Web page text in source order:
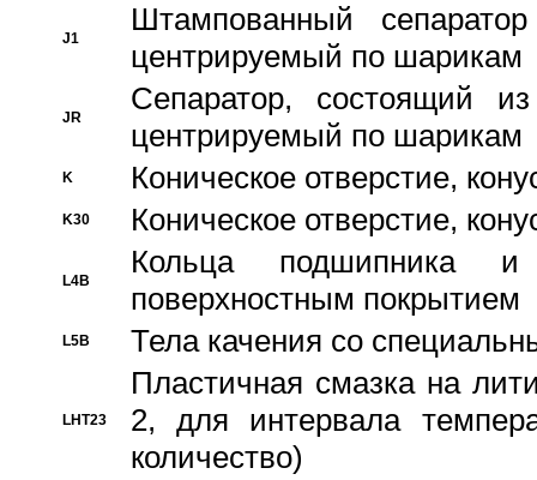
J1
Штампованный
центрируемый по шарикам
JR
Сепаратор, состоящий
центрируемый по шарикам
K Коническое отверстие,
K30 Коническое отверстие,
L4B
Кольца подшипника
поверхностным покрытием
L5B Тела качения со
LHT23
Пластичная смазка на
2, для интервала
количество)